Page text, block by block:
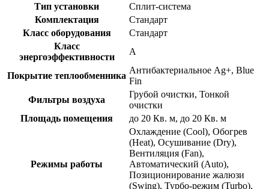
Тип установки
Сплит-система
Комплектация
Стандарт
Класс оборудования
Стандарт
Класс
энергоэффективности
A
Покрытие теплообменника
Антибактериальное Ag+, Blue
Fin
Фильтры воздуха
Грубой очистки, Тонкой
очистки
Площадь помещения
до 20 Кв. м, до 20 Кв. м
Режимы работы
Охлаждение (Cool), Обогрев
(Heat), Осушивание (Dry),
Вентиляция (Fan),
Автоматический (Auto),
Позиционирование жалюзи
(Swing), Турбо-режим (Turbo),